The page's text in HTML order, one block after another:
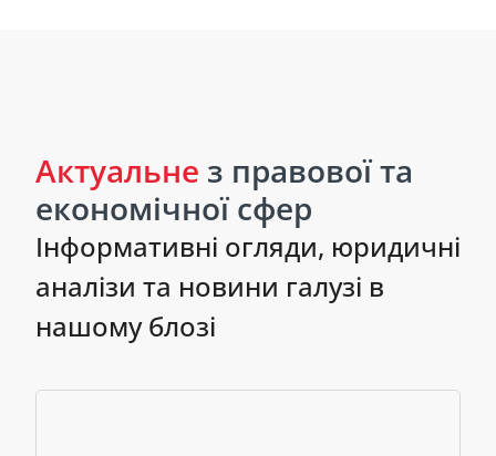
Актуальне з правової та
економічної сфер
Інформативні огляди, юридичні
аналізи та новини галузі в
нашому блозі